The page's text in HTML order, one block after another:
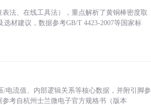
法、在线工具法），重点解析了黄铜棒密度取
材建议，数据参考GB/T 4423-2007等国家标
电流值、内部逻辑关系等核心数据，并附引脚参
考自杭州士兰微电子官方规格书（版本